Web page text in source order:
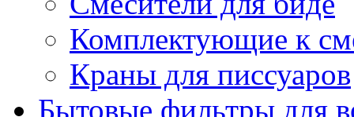
Комплектующие к
Краны для писсуаров
Бытовые фильтры для